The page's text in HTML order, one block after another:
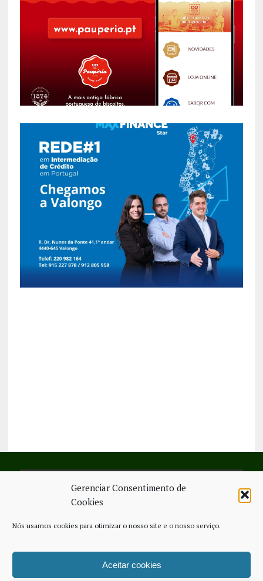
Gerenciar Consentimento de
Cookies
Nós usamos cookies para otimizar o nosso site e o nosso serviço.
Aceitar cookies
SIGA-NOS NO FACEBOOK
ESTATUTO EDITORIAL
CONTACTE-NOS